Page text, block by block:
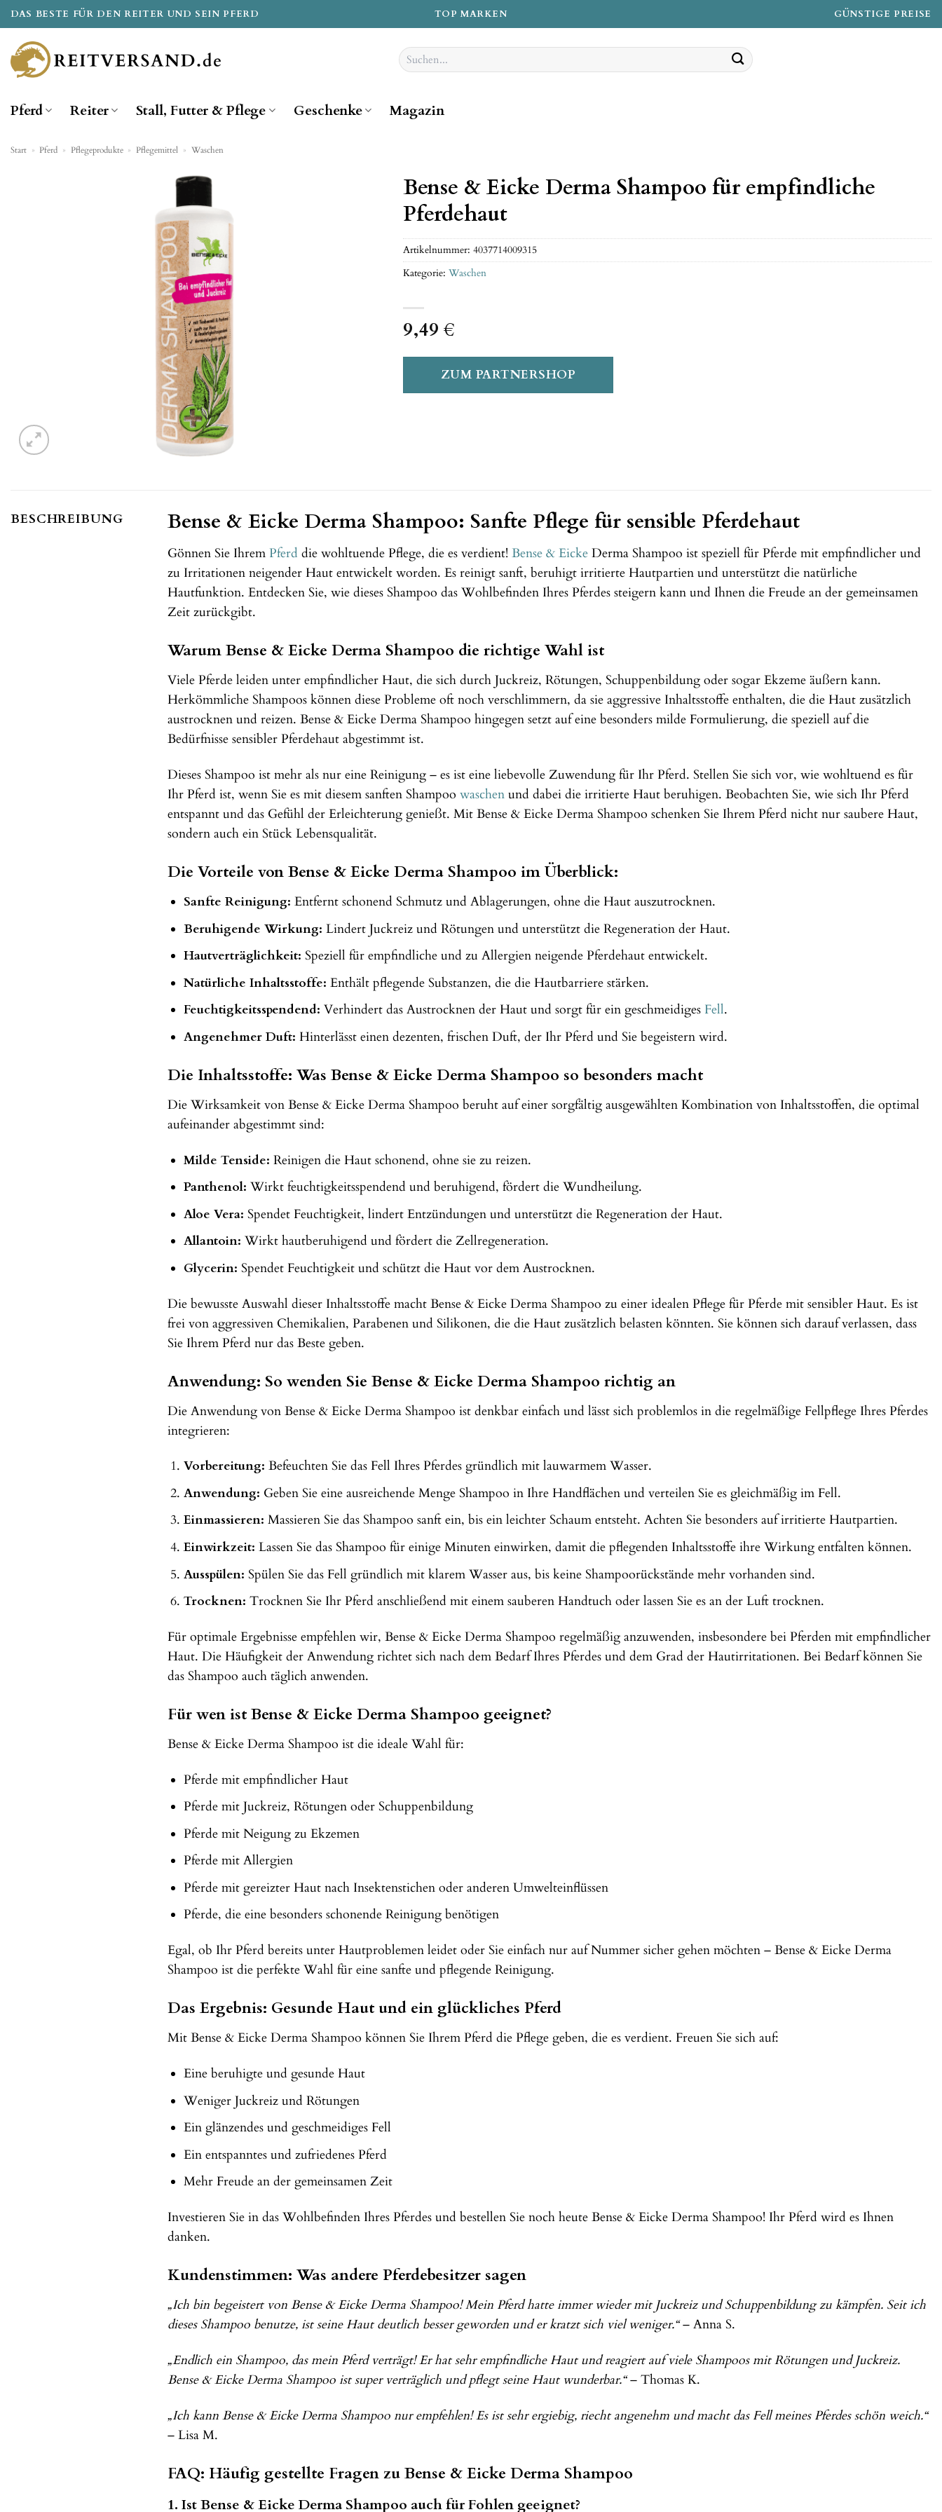
Zum
Inhalt
springen
DAS BESTE FÜR DEN REITER UND SEIN PFERD TOP MARKEN GÜNSTIGE PREISE
Suchen
nach:
Pferd Reiter Stall, Futter & Pflege Geschenke Magazin
Start » Pferd » Pflegeprodukte » Pflegemittel » Waschen
Bense & Eicke Derma Shampoo für empfindliche
Pferdehaut
9,49 €
ZUM PARTNERSHOP
Artikelnummer: 4037714009315
Kategorie: Waschen
BESCHREIBUNG Bense & Eicke Derma Shampoo: Sanfte Pflege für sensible Pferdehaut
Gönnen Sie Ihrem Pferd die wohltuende Pflege, die es verdient! Bense & Eicke Derma Shampoo ist speziell für Pferde mit empfindlicher und
zu Irritationen neigender Haut entwickelt worden. Es reinigt sanft, beruhigt irritierte Hautpartien und unterstützt die natürliche
Hautfunktion. Entdecken Sie, wie dieses Shampoo das Wohlbefinden Ihres Pferdes steigern kann und Ihnen die Freude an der gemeinsamen
Zeit zurückgibt.
Warum Bense & Eicke Derma Shampoo die richtige Wahl ist
Viele Pferde leiden unter empfindlicher Haut, die sich durch Juckreiz, Rötungen, Schuppenbildung oder sogar Ekzeme äußern kann.
Herkömmliche Shampoos können diese Probleme oft noch verschlimmern, da sie aggressive Inhaltsstoffe enthalten, die die Haut zusätzlich
austrocknen und reizen. Bense & Eicke Derma Shampoo hingegen setzt auf eine besonders milde Formulierung, die speziell auf die
Bedürfnisse sensibler Pferdehaut abgestimmt ist.
Dieses Shampoo ist mehr als nur eine Reinigung – es ist eine liebevolle Zuwendung für Ihr Pferd. Stellen Sie sich vor, wie wohltuend es für
Ihr Pferd ist, wenn Sie es mit diesem sanften Shampoo waschen und dabei die irritierte Haut beruhigen. Beobachten Sie, wie sich Ihr Pferd
entspannt und das Gefühl der Erleichterung genießt. Mit Bense & Eicke Derma Shampoo schenken Sie Ihrem Pferd nicht nur saubere Haut,
sondern auch ein Stück Lebensqualität.
Die Vorteile von Bense & Eicke Derma Shampoo im Überblick:
Sanfte Reinigung: Entfernt schonend Schmutz und Ablagerungen, ohne die Haut auszutrocknen.
Beruhigende Wirkung: Lindert Juckreiz und Rötungen und unterstützt die Regeneration der Haut.
Hautverträglichkeit: Speziell für empfindliche und zu Allergien neigende Pferdehaut entwickelt.
Natürliche Inhaltsstoffe: Enthält pflegende Substanzen, die die Hautbarriere stärken.
Feuchtigkeitsspendend: Verhindert das Austrocknen der Haut und sorgt für ein geschmeidiges Fell.
Angenehmer Duft: Hinterlässt einen dezenten, frischen Duft, der Ihr Pferd und Sie begeistern wird.
Die Inhaltsstoffe: Was Bense & Eicke Derma Shampoo so besonders macht
Die Wirksamkeit von Bense & Eicke Derma Shampoo beruht auf einer sorgfältig ausgewählten Kombination von Inhaltsstoffen, die optimal
aufeinander abgestimmt sind:
Milde Tenside: Reinigen die Haut schonend, ohne sie zu reizen.
Panthenol: Wirkt feuchtigkeitsspendend und beruhigend, fördert die Wundheilung.
Aloe Vera: Spendet Feuchtigkeit, lindert Entzündungen und unterstützt die Regeneration der Haut.
Allantoin: Wirkt hautberuhigend und fördert die Zellregeneration.
Glycerin: Spendet Feuchtigkeit und schützt die Haut vor dem Austrocknen.
Die bewusste Auswahl dieser Inhaltsstoffe macht Bense & Eicke Derma Shampoo zu einer idealen Pflege für Pferde mit sensibler Haut. Es ist
frei von aggressiven Chemikalien, Parabenen und Silikonen, die die Haut zusätzlich belasten könnten. Sie können sich darauf verlassen, dass
Sie Ihrem Pferd nur das Beste geben.
Anwendung: So wenden Sie Bense & Eicke Derma Shampoo richtig an
Die Anwendung von Bense & Eicke Derma Shampoo ist denkbar einfach und lässt sich problemlos in die regelmäßige Fellpflege Ihres Pferdes
integrieren:
Vorbereitung: Befeuchten Sie das Fell Ihres Pferdes gründlich mit lauwarmem Wasser.
Anwendung: Geben Sie eine ausreichende Menge Shampoo in Ihre Handflächen und verteilen Sie es gleichmäßig im Fell.
Einmassieren: Massieren Sie das Shampoo sanft ein, bis ein leichter Schaum entsteht. Achten Sie besonders auf irritierte Hautpartien.
Einwirkzeit: Lassen Sie das Shampoo für einige Minuten einwirken, damit die pflegenden Inhaltsstoffe ihre Wirkung entfalten können.
Ausspülen: Spülen Sie das Fell gründlich mit klarem Wasser aus, bis keine Shampoorückstände mehr vorhanden sind.
Trocknen: Trocknen Sie Ihr Pferd anschließend mit einem sauberen Handtuch oder lassen Sie es an der Luft trocknen.
Für optimale Ergebnisse empfehlen wir, Bense & Eicke Derma Shampoo regelmäßig anzuwenden, insbesondere bei Pferden mit empfindlicher
Haut. Die Häufigkeit der Anwendung richtet sich nach dem Bedarf Ihres Pferdes und dem Grad der Hautirritationen. Bei Bedarf können Sie
das Shampoo auch täglich anwenden.
Für wen ist Bense & Eicke Derma Shampoo geeignet?
Bense & Eicke Derma Shampoo ist die ideale Wahl für:
Pferde mit empfindlicher Haut
Pferde mit Juckreiz, Rötungen oder Schuppenbildung
Pferde mit Neigung zu Ekzemen
Pferde mit Allergien
Pferde mit gereizter Haut nach Insektenstichen oder anderen Umwelteinflüssen
Pferde, die eine besonders schonende Reinigung benötigen
Egal, ob Ihr Pferd bereits unter Hautproblemen leidet oder Sie einfach nur auf Nummer sicher gehen möchten – Bense & Eicke Derma
Shampoo ist die perfekte Wahl für eine sanfte und pflegende Reinigung.
Das Ergebnis: Gesunde Haut und ein glückliches Pferd
Mit Bense & Eicke Derma Shampoo können Sie Ihrem Pferd die Pflege geben, die es verdient. Freuen Sie sich auf:
Eine beruhigte und gesunde Haut
Weniger Juckreiz und Rötungen
Ein glänzendes und geschmeidiges Fell
Ein entspanntes und zufriedenes Pferd
Mehr Freude an der gemeinsamen Zeit
Investieren Sie in das Wohlbefinden Ihres Pferdes und bestellen Sie noch heute Bense & Eicke Derma Shampoo! Ihr Pferd wird es Ihnen
danken.
Kundenstimmen: Was andere Pferdebesitzer sagen
„Ich bin begeistert von Bense & Eicke Derma Shampoo! Mein Pferd hatte immer wieder mit Juckreiz und Schuppenbildung zu kämpfen. Seit ich
dieses Shampoo benutze, ist seine Haut deutlich besser geworden und er kratzt sich viel weniger.“– Anna S.
„Endlich ein Shampoo, das mein Pferd verträgt! Er hat sehr empfindliche Haut und reagiert auf viele Shampoos mit Rötungen und Juckreiz.
Bense & Eicke Derma Shampoo ist super verträglich und pflegt seine Haut wunderbar.“– Thomas K.
„Ich kann Bense & Eicke Derma Shampoo nur empfehlen! Es ist sehr ergiebig, riecht angenehm und macht das Fell meines Pferdes schön weich.“
– Lisa M.
FAQ: Häufig gestellte Fragen zu Bense & Eicke Derma Shampoo
1. Ist Bense & Eicke Derma Shampoo auch für Fohlen geeignet?